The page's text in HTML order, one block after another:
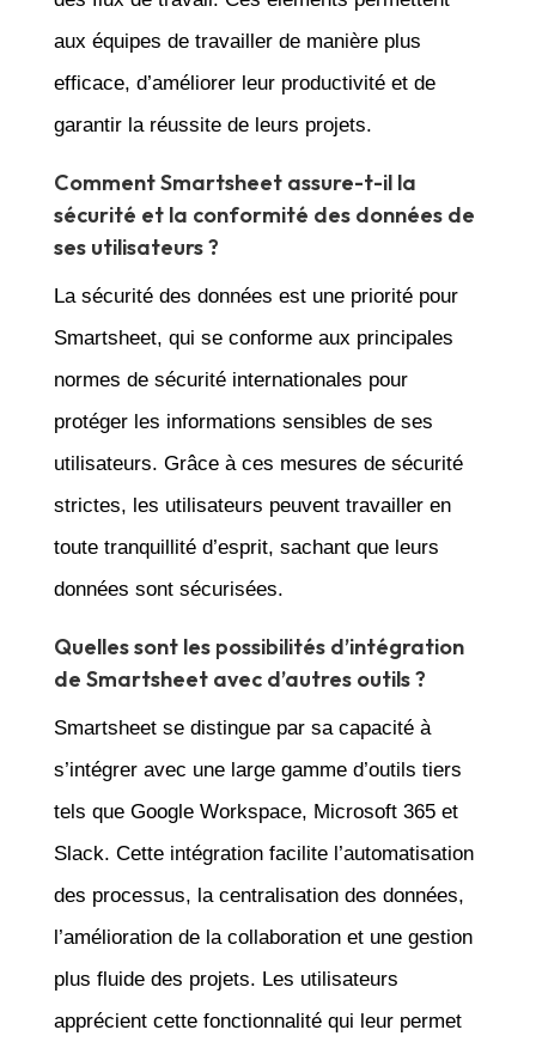
aux équipes de travailler de manière plus
efficace, d’améliorer leur productivité et de
garantir la réussite de leurs projets.
Comment Smartsheet assure-t-il la
sécurité et la conformité des données de
ses utilisateurs ?
La sécurité des données est une priorité pour
Smartsheet, qui se conforme aux principales
normes de sécurité internationales pour
protéger les informations sensibles de ses
utilisateurs. Grâce à ces mesures de sécurité
strictes, les utilisateurs peuvent travailler en
toute tranquillité d’esprit, sachant que leurs
données sont sécurisées.
Quelles sont les possibilités d’intégration
de Smartsheet avec d’autres outils ?
Smartsheet se distingue par sa capacité à
s’intégrer avec une large gamme d’outils tiers
tels que Google Workspace, Microsoft 365 et
Slack. Cette intégration facilite l’automatisation
des processus, la centralisation des données,
l’amélioration de la collaboration et une gestion
plus fluide des projets. Les utilisateurs
apprécient cette fonctionnalité qui leur permet